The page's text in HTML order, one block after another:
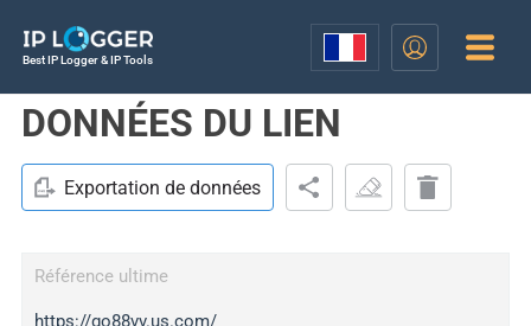
Best IP Logger & IP Tools
DONNÉES DU LIEN
Exportation de données
Référence ultime
https://go88vv.us.com/